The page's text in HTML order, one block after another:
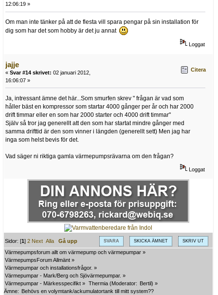
12:06:19 »
Om man inte tänker på att de flesta vill spara pengar på sin installation för
dig som har det som hobby är det ju annat
Loggat
jajje
« Svar #14 skrivet: 02 januari 2012,
16:06:07 »
Citera
Ja, intressant ämne det här...Som smurfen skrev " frågan är vad som
håller bäst en kompressor som startar 4000 gånger per år och har 2000
drift timmar eller en som har 2000 starter och 4000 drift timmar"
Själv så tror jag generellt att den som har startat mindre gånger med
samma drifttid är den som vinner i längden (generellt sett) Men jag har
inga som helst bevis för det.
Vad säger ni riktiga gamla värmepumpsrävarna om den frågan?
Loggat
SVARA SKICKA ÄMNET SKRIV UT
Sidor: [1]2 Next Alla
Gå upp
Värmepumpsforum allt om värmepump och värmepumpar »
VärmepumpsForum Allmänt »
Värmepumpar och installationsfrågor. »
Värmepumpar - Mark/Berg och Sjövärmepumpar. »
Värmepumpar - Märkesspecifikt » Thermia (Moderator: Bertil) »
Ämne:
Behövs en volymtank/ackumulatortank till mitt system??